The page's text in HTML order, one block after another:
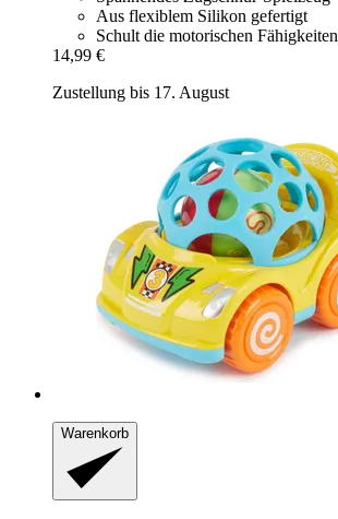
Aus flexiblem Silikon gefertigt
Schult die motorischen Fähigkeiten
14,99 €
Zustellung bis 17. August
Warenkorb